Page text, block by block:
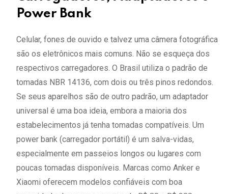
Power Bank
Celular, fones de ouvido e talvez uma câmera fotográfica
são os eletrônicos mais comuns. Não se esqueça dos
respectivos carregadores. O Brasil utiliza o padrão de
tomadas NBR 14136, com dois ou três pinos redondos.
Se seus aparelhos são de outro padrão, um adaptador
universal é uma boa ideia, embora a maioria dos
estabelecimentos já tenha tomadas compatíveis. Um
power bank (carregador portátil) é um salva-vidas,
especialmente em passeios longos ou lugares com
poucas tomadas disponíveis. Marcas como Anker e
Xiaomi oferecem modelos confiáveis com boa